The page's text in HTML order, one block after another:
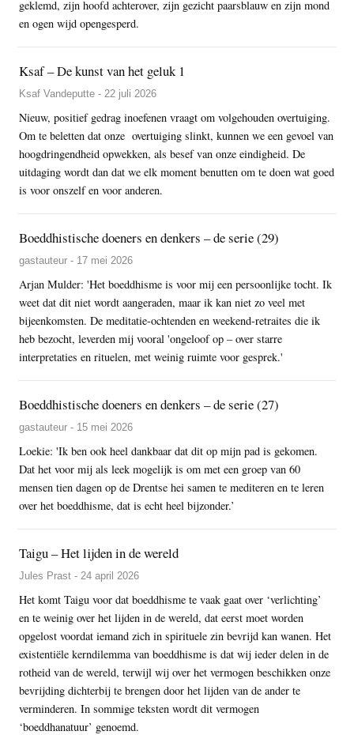
geklemd, zijn hoofd achterover, zijn gezicht paarsblauw en zijn mond
en ogen wijd opengesperd.
Ksaf – De kunst van het geluk 1
Ksaf Vandeputte - 22 juli 2026
Nieuw, positief gedrag inoefenen vraagt om volgehouden overtuiging.
Om te beletten dat onze overtuiging slinkt, kunnen we een gevoel van
hoogdringendheid opwekken, als besef van onze eindigheid. De
uitdaging wordt dan dat we elk moment benutten om te doen wat goed
is voor onszelf en voor anderen.
Boeddhistische doeners en denkers – de serie (29)
gastauteur - 17 mei 2026
Arjan Mulder: 'Het boeddhisme is voor mij een persoonlijke tocht. Ik
weet dat dit niet wordt aangeraden, maar ik kan niet zo veel met
bijeenkomsten. De meditatie-ochtenden en weekend-retraites die ik
heb bezocht, leverden mij vooral 'ongeloof op – over starre
interpretaties en rituelen, met weinig ruimte voor gesprek.'
Boeddhistische doeners en denkers – de serie (27)
gastauteur - 15 mei 2026
Loekie: 'Ik ben ook heel dankbaar dat dit op mijn pad is gekomen.
Dat het voor mij als leek mogelijk is om met een groep van 60
mensen tien dagen op de Drentse hei samen te mediteren en te leren
over het boeddhisme, dat is echt heel bijzonder.’
Taigu – Het lijden in de wereld
Jules Prast - 24 april 2026
Het komt Taigu voor dat boeddhisme te vaak gaat over ‘verlichting’
en te weinig over het lijden in de wereld, dat eerst moet worden
opgelost voordat iemand zich in spirituele zin bevrijd kan wanen. Het
existentiële kerndilemma van boeddhisme is dat wij ieder delen in de
rotheid van de wereld, terwijl wij over het vermogen beschikken onze
bevrijding dichterbij te brengen door het lijden van de ander te
verminderen. In sommige teksten wordt dit vermogen
‘boeddhanatuur’ genoemd.